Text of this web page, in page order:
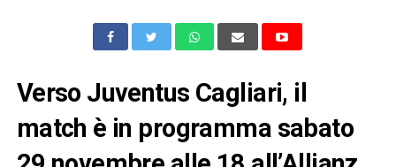
Verso Juventus Cagliari, il
match è in programma sabato